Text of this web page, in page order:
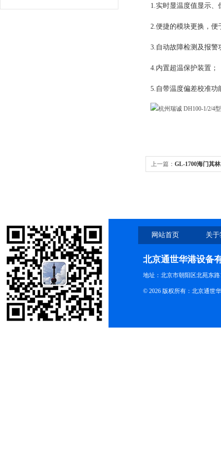
1.实时显温度值显示、
2.便捷的模块更换，便
3.自动故障检测及报警
4.内置超温保护装置；
5.自带温度偏差校准功
上一篇： GL-1700海门其
网站首页 关
北京通世华港设备
地址：北京市朝阳区北苑东路
© 2026 版权所有：北京通世